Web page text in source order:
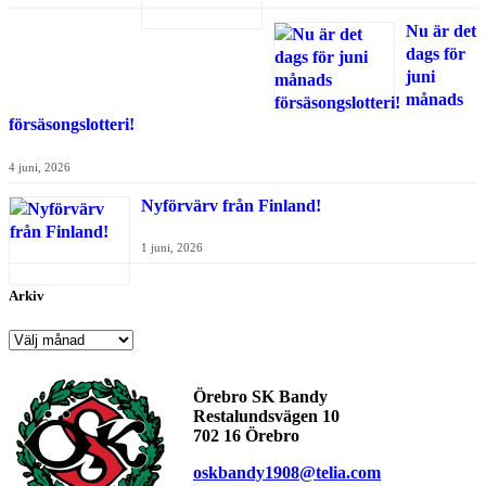
Nu är det
dags för
juni
månads
försäsongslotteri!
4 juni, 2026
Nyförvärv från Finland!
1 juni, 2026
Arkiv
Arkiv
Örebro SK Bandy
Restalundsvägen 10
702 16 Örebro
oskbandy1908@telia.com